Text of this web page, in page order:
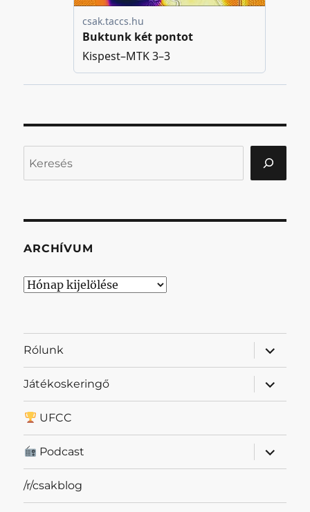
ARCHÍVUM
Archívum
Rólunk
almenü
Játékoskeringő
almenü
UFCC
Podcast
almenü
/r/csakblog